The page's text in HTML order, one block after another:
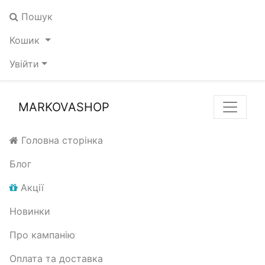
Пошук
Кошик
Увійти
MARKOVASHOP
Головна сторінка
Блог
Акції
Новинки
Про кампанію
Оплата та доставка